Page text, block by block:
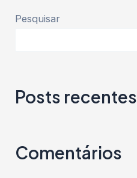
Pesquisar
Posts recentes
Comentários